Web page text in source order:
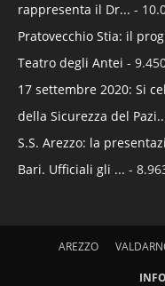
rappresenta il Dr... -
Pratovecchio Stia: il
Teatro degli Antei -
17 settembre 2020: Si
della Sicurezza del
S.S. Arezzo: la
Bari. Ufficiali gli ... -
AREZZO